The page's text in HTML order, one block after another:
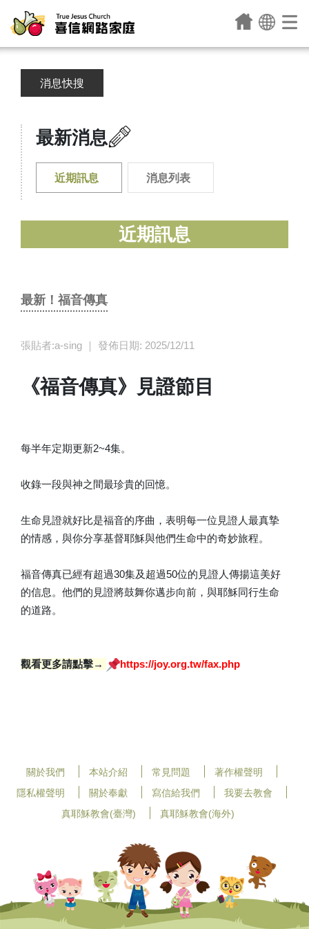
消息快搜
最新消息
近期訊息 消息列表
近期訊息
最新！福音傳真
張貼者:a-sing ｜ 發佈日期: 2025/12/11
《福音傳真》見證節目
每半年定期更新2~4集。
收錄一段與神之間最珍貴的回憶。
生命見證就好比是福音的序曲，表明每一位見證人最真摯
的情感，與你分享基督耶穌與他們生命中的奇妙旅程。
福音傳真已經有超過30集及超過50位的見證人傳揚這美好
的信息。他們的見證將鼓舞你邁步向前，與耶穌同行生命
的道路。
觀看更多請點擊→ https://joy.org.tw/fax.php
關於我們 本站介紹 常見問題
著作權聲明
隱私權聲明
關於奉獻 寫信給我們
我要去教會
真耶穌教會(臺灣)
真耶穌教會(海外)